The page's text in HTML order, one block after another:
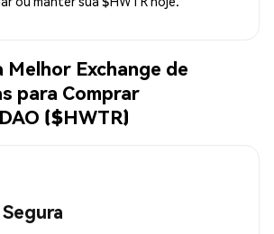
Melhor Exchange de
para Comprar
($HWTR)